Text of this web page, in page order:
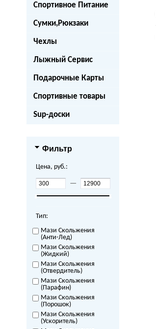
Спортивное Питание
Сумки,Рюкзаки
Чехлы
Лыжный Сервис
Подарочные Карты
Спортивные товары
Sup-доски
Фильтр
Цена, руб.:
—
Тип:
Мази Скольжения
(Анти-Лед)
Мази Скольжения
(Жидкий)
Мази Скольжения
(Отвердитель)
Мази Скольжения
(Парафин)
Мази Скольжения
(Порошок)
Мази Скольжения
(Ускоритель)